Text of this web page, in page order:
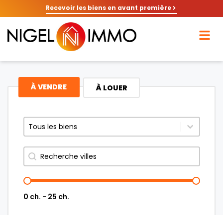
Recevoir les biens en avant première
À VENDRE À LOUER
Sélectionnez le contenu
Sélectionnez le contenu
Rechercher
0 ch. - 25 ch.